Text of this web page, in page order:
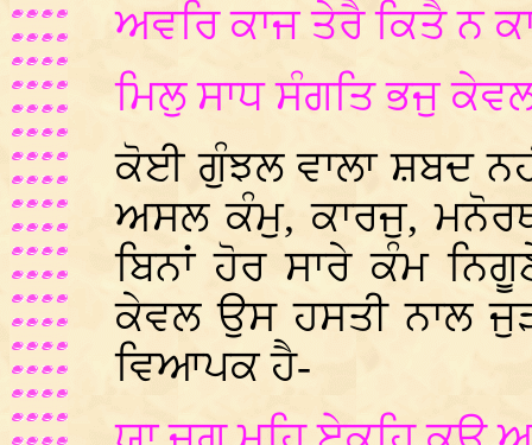
ਅਵਰਿ ਕਾਜ ਤੇਰੈ ਕਿਤੈ ਨ
ਮਿਲੁ ਸਾਧ ਸੰਗਤਿ ਭਜੁ
ਕੋਈ ਗੁੰਝਲ ਵਾਲਾ ਸ਼ਬਦ
ਅਸਲ ਕੰਮੁ, ਕਾਰਜੁ,
ਬਿਨਾਂ ਹੋਰ ਸਾਰੇ ਕੰਮ
ਕੇਵਲ ਉਸ ਹਸਤੀ ਨਾਲ
ਵਿਆਪਕ ਹੈ-